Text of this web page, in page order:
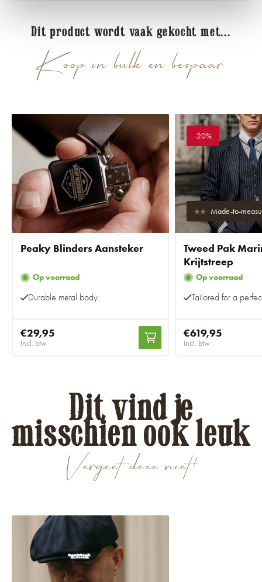
Koop in bulk en bespaar
Dit product wordt vaak gekocht met...
Peaky Blinders Aansteker
Op voorraad
Durable metal body
€29,95
Incl. btw
-20%
Made-to-
Tweed Pak
Krijtstreep
Op voorraad
Tailored for a
€619,95
Incl. btw
Vergeet deze niet!
Dit vind je
misschien ook leuk